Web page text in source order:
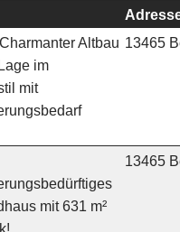
Altbau
im
mit
13465
mit 631 m²
13465